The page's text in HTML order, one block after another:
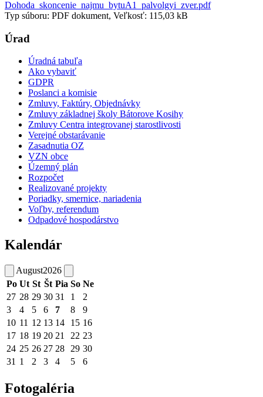
Dohoda_skoncenie_najmu_bytuA1_palvolgyi_zver.pdf
Typ súboru: PDF dokument, Veľkosť: 115,03 kB
Úrad
Úradná tabuľa
Ako vybaviť
GDPR
Poslanci a komisie
Zmluvy, Faktúry, Objednávky
Zmluvy základnej školy Bátorove Kosihy
Zmluvy Centra integrovanej starostlivosti
Verejné obstarávanie
Zasadnutia OZ
VZN obce
Územný plán
Rozpočet
Realizované projekty
Poriadky, smernice, nariadenia
Voľby, referendum
Odpadové hospodárstvo
Kalendár
August2026
Po Ut St Št Pia So Ne
27 28 29 30 31 1
2
3
4 5 6 7 8
9
10 11 12 13 14 15 16
17 18 19 20 21 22 23
24 25 26 27 28 29 30
31 1 2 3 4 5 6
Fotogaléria